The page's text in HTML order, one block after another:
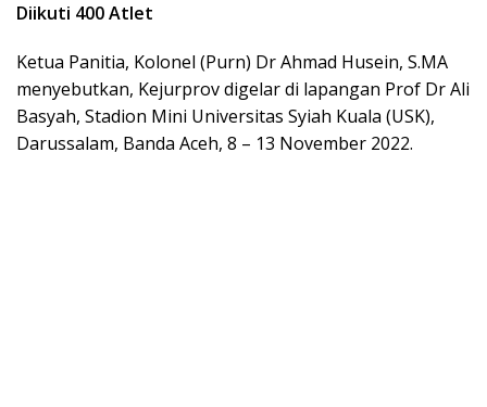
Diikuti 400 Atlet
Ketua Panitia, Kolonel (Purn) Dr Ahmad Husein, S.MA
menyebutkan, Kejurprov digelar di lapangan Prof Dr Ali
Basyah, Stadion Mini Universitas Syiah Kuala (USK),
Darussalam, Banda Aceh, 8 – 13 November 2022.